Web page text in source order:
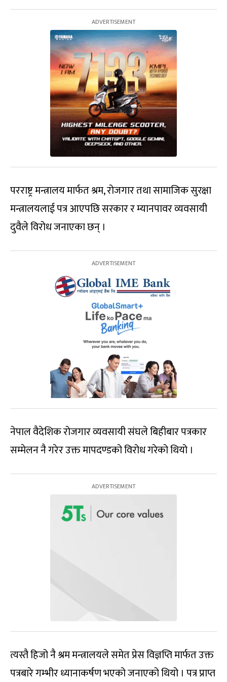
परराष्ट्र मन्त्रालय मार्फत श्रम, रोजगार तथा सामाजिक सुरक्षा
मन्त्रालयलाई पत्र आएपछि सरकार र म्यानपावर व्यवसायी
दुवैले विरोध जनाएका छन् ।
नेपाल वैदेशिक रोजगार व्यवसायी संघले बिहीबार पत्रकार
सम्मेलन नै गरेर उक्त मापदण्डको विरोध गरेको थियो ।
त्यस्तै हिजो नै श्रम मन्त्रालयले समेत प्रेस विज्ञप्ति मार्फत उक्त
पत्रबारे गम्भीर ध्यानाकर्षण भएको जनाएको थियो । पत्र प्राप्त